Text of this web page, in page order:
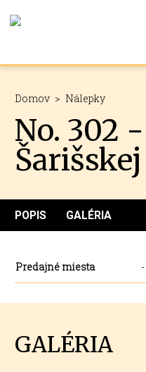
Domov > Nálepky
No. 302
POPIS GALÉRIA
Predajné miesta
GALÉRIA